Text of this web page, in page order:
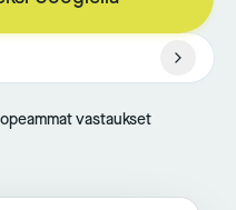
vastaukset